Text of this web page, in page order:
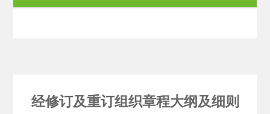
经修订及重订组织章程大纲及细则